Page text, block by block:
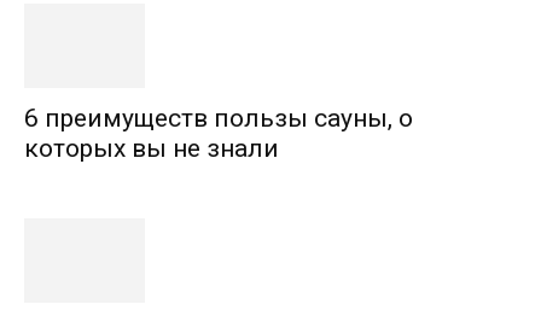
6 преимуществ пользы сауны, о
которых вы не знали